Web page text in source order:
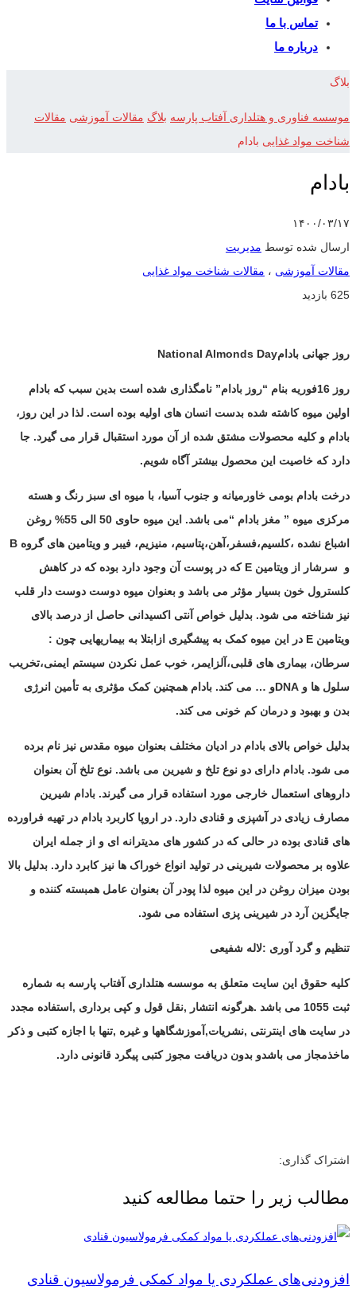
تماس با ما
درباره ما
بلاگ
موسسه فناوری و هتلداری آفتاب پارسه بلاگ مقالات آموزشی مقالات
شناخت مواد غذایی بادام
بادام
۱۴۰۰/۰۳/۱۷
ارسال شده توسط مدیریت
مقالات آموزشی ، مقالات شناخت مواد غذایی
625 بازدید
روز جهانی بادامNational Almonds Day
روز 16فوریه بنام “روز بادام” نامگذاری شده است بدین سبب که بادام
اولین میوه کاشته شده بدست انسان های اولیه بوده است. لذا در این روز،
بادام و کلیه محصولات مشتق شده از آن مورد استقبال قرار می گیرد. جا
دارد که خاصیت این محصول بیشتر آگاه شویم.
درخت بادام بومی خاورمیانه و جنوب آسیا، با میوه ای سبز رنگ و هسته
مرکزی میوه ” مغز بادام “می باشد. این میوه حاوی 50 الی 55% روغن
اشباع نشده ،کلسیم،فسفر،آهن،پتاسیم، منیزیم، فیبر و ویتامین های گروه B
و سرشار از ویتامین E که در پوست آن وجود دارد بوده که در کاهش
کلسترول خون بسیار مؤثر می باشد و بعنوان میوه دوست دوست دار قلب
نیز شناخته می شود. بدلیل خواص آنتی اکسیدانی حاصل از درصد بالای
ویتامین E در این میوه کمک به پیشگیری ازابتلا به بیماریهایی چون :
سرطان، بیماری های قلبی،آلزایمر، خوب عمل نکردن سیستم ایمنی،تخریب
سلول ها و DNAو … می کند. بادام همچنین کمک مؤثری به تأمین انرژی
بدن و بهبود و درمان کم خونی می کند.
بدلیل خواص بالای بادام در ادیان مختلف بعنوان میوه مقدس نیز نام برده
می شود. بادام دارای دو نوع تلخ و شیرین می باشد. نوع تلخ آن بعنوان
داروهای استعمال خارجی مورد استفاده قرار می گیرند. بادام شیرین
مصارف زیادی در آشپزی و قنادی دارد. در اروپا کاربرد بادام در تهیه فراورده
های قنادی بوده در حالی که در کشور های مدیترانه ای و از جمله ایران
علاوه بر محصولات شیرینی در تولید انواع خوراک ها نیز کابرد دارد. بدلیل بالا
بودن میزان روغن در این میوه لذا پودر آن بعنوان عامل همبسته کننده و
جایگزین آرد در شیرینی پزی استفاده می شود.
تنظیم و گرد آوری :لاله شفیعی
کلیه حقوق این سایت متعلق به موسسه هتلداری آفتاب پارسه به شماره
ثبت 1055 می باشد .هرگونه انتشار ,نقل قول و کپی برداری ,استفاده مجدد
در سایت های اینترنتی ,نشریات,آموزشگاهها و غیره ,تنها با اجازه کتبی و ذکر
ماخذمجاز می باشدو بدون دریافت مجوز کتبی پیگرد قانونی دارد.
اشتراک گذاری:
مطالب زیر را حتما مطالعه کنید
افزودنی‌های عملکردی یا مواد کمکی فرمولاسیون قنادی